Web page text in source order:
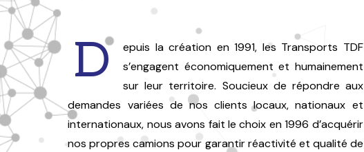
D
epuis la création en 1991, les Transports TDF
s’engagent économiquement et humainement
sur leur territoire. Soucieux de répondre aux
demandes variées de nos clients locaux, nationaux et
internationaux, nous avons fait le choix en 1996 d’acquérir
nos propres camions pour garantir réactivité et qualité de